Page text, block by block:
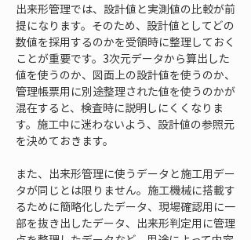
出来形管理では、設計値と実測値の比較が前
提になります。そのため、設計値としてどの
数値を採用するのかを受領時に整理しておく
ことが重要です。3次元データから算出した
値を使うのか、図面上の設計値を使うのか、
管理帳票用に別途整理された値を使うのかが
混在すると、検査時に説明しにくくなりま
す。施工中に迷わないよう、設計値の参照元
を決めておきます。
また、出来形管理に使うデータと施工用デー
タが同じとは限りません。施工機械に搭載す
るために簡略化したデータ、現場確認用に一
部を抜き出したデータ、出来形判定用に管理